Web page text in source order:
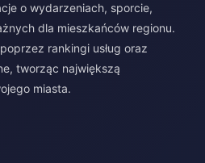
o wydarzeniach, sporcie,
dla mieszkańców regionu.
rankingi usług oraz
tworząc największą
miasta.